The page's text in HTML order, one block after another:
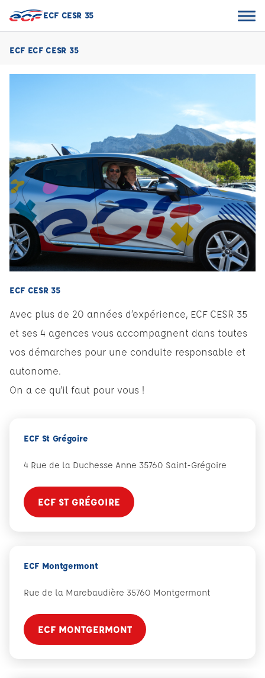
ECF CESR 35
ECF ECF CESR 35
ECF CESR 35
Avec plus de 20 années d’expérience, ECF CESR 35
et ses 4 agences vous accompagnent dans toutes
vos démarches pour une conduite responsable et
autonome.
On a ce qu'il faut pour vous !
ECF St Grégoire
4 Rue de la Duchesse Anne 35760 Saint-Grégoire
ECF ST GRÉGOIRE
ECF Montgermont
Rue de la Marebaudière 35760 Montgermont
ECF MONTGERMONT